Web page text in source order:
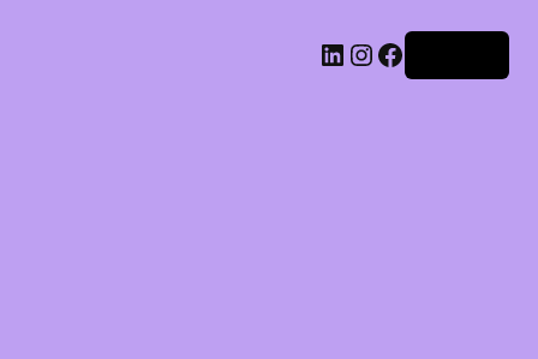
LinkedIn
Instagram
Facebook